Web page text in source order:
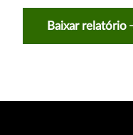
Baixar relatório